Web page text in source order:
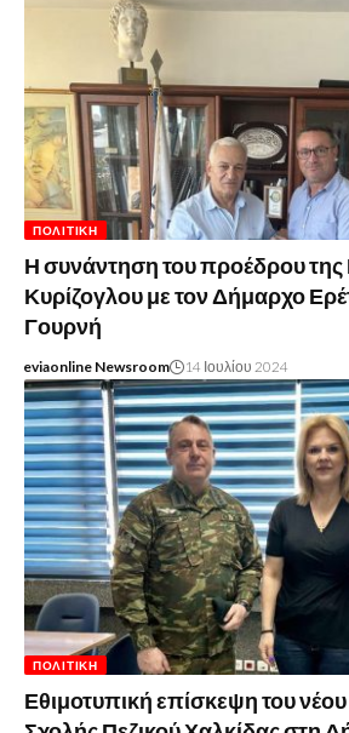
ΠΟΛΙΤΙΚΉ
Η συνάντηση του προέδρου
Κυρίζογλου με τον Δήμαρχο
Γουρνή
eviaonline Newsroom 14 Ιουλίου 2024
ΠΟΛΙΤΙΚΉ
Εθιμοτυπική επίσκεψη του νέου